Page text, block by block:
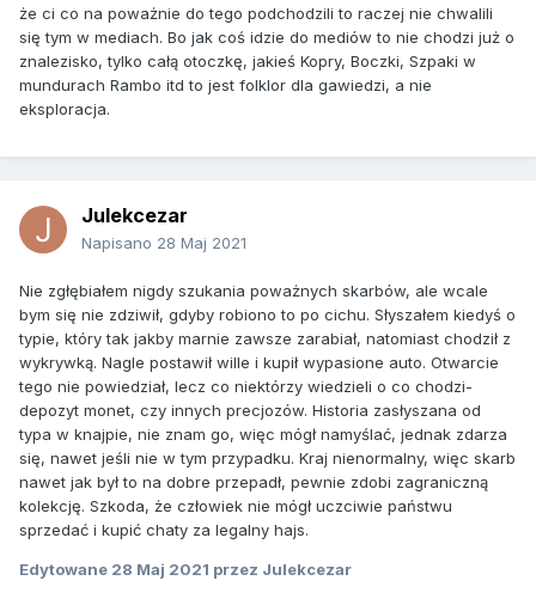
że ci co na poważnie do tego podchodzili to raczej nie chwalili
się tym w mediach. Bo jak coś idzie do mediów to nie chodzi już o
znalezisko, tylko całą otoczkę, jakieś Kopry, Boczki, Szpaki w
mundurach Rambo itd to jest folklor dla gawiedzi, a nie
eksploracja.
Julekcezar
Napisano 28 Maj 2021
Nie zgłębiałem nigdy szukania poważnych skarbów, ale wcale
bym się nie zdziwił, gdyby robiono to po cichu. Słyszałem kiedyś o
typie, który tak jakby marnie zawsze zarabiał, natomiast chodził z
wykrywką. Nagle postawił wille i kupił wypasione auto. Otwarcie
tego nie powiedział, lecz co niektórzy wiedzieli o co chodzi-
depozyt monet, czy innych precjozów. Historia zasłyszana od
typa w knajpie, nie znam go, więc mógł namyślać, jednak zdarza
się, nawet jeśli nie w tym przypadku. Kraj nienormalny, więc skarb
nawet jak był to na dobre przepadł, pewnie zdobi zagraniczną
kolekcję. Szkoda, że człowiek nie mógł uczciwie państwu
sprzedać i kupić chaty za legalny hajs.
Edytowane 28 Maj 2021 przez Julekcezar